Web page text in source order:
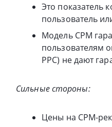
Это показатель
пользователь
Модель CPM
пользователям
PPC) не дают
Сильные стороны:
Цены на CPM-